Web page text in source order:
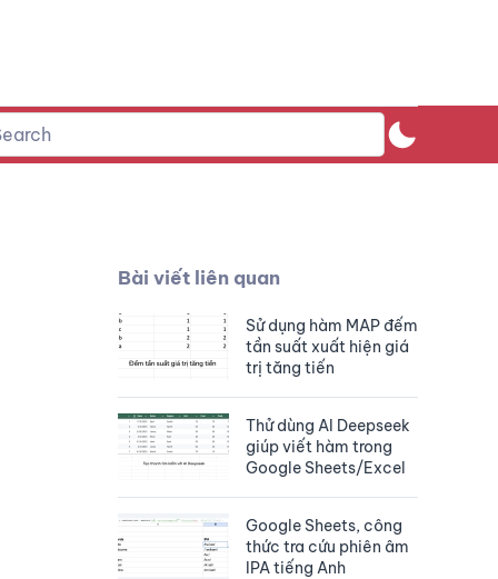
Bài viết liên quan
Sử dụng hàm MAP đếm
tần suất xuất hiện giá
trị tăng tiến
Thử dùng AI Deepseek
giúp viết hàm trong
Google Sheets/Excel
Google Sheets, công
thức tra cứu phiên âm
IPA tiếng Anh